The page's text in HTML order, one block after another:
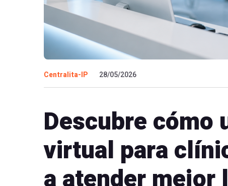
Centralita-IP 28/05/2026
Descubre cómo
virtual para